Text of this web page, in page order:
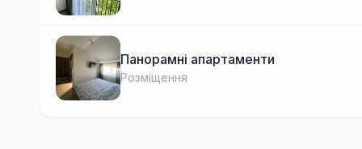
Панорамні апартаменти
Розміщення